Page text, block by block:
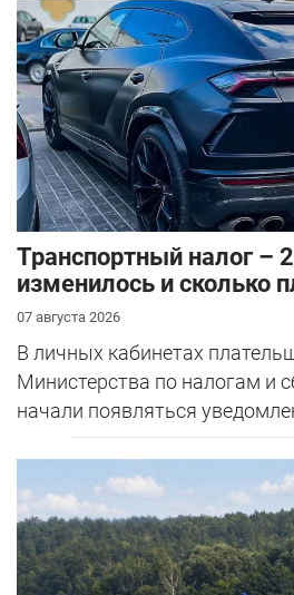
Транспортный налог –
изменилось и сколько
07 августа 2026
В личных кабинетах
Министерства по налогам и
начали появляться